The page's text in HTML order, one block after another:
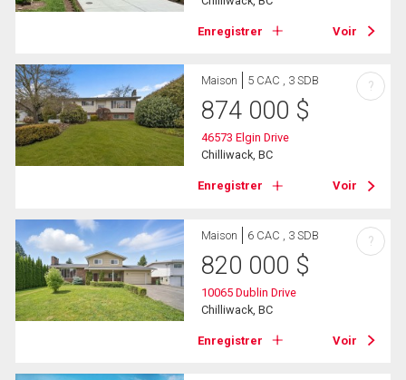
Enregistrer Voir
Maison 5 CAC , 3 SDB
874 000 $
46573 Elgin Drive
Chilliwack, BC
Enregistrer Voir
?
Maison 6 CAC , 3 SDB
820 000 $
10065 Dublin Drive
Chilliwack, BC
Enregistrer Voir
?